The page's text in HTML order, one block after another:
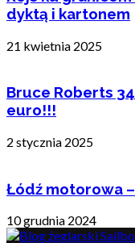
dyktą i kartonem
21 kwietnia 2025
Bruce Roberts
euro!!!
2 stycznia 2025
Łódź motorowa
10 grudnia 2024